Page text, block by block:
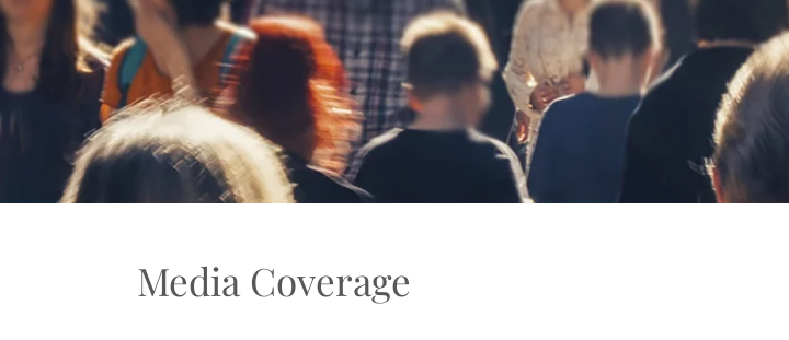
Media Coverage